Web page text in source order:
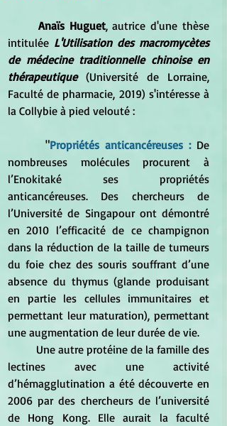
Anaïs Huguet, autrice d'une thèse
intitulée L'Utilisation des macromycètes
de médecine traditionnelle chinoise en
thérapeutique (Université de Lorraine,
Faculté de pharmacie, 2019) s'intéresse à
la Collybie à pied velouté :
	 "
Propriétés anticancéreuses : De
nombreuses molécules procurent à
l’Enokitaké ses propriétés
anticancéreuses. Des chercheurs de
l’Université de Singapour ont démontré
en 2010 l’efficacité de ce champignon
dans la réduction de la taille de tumeurs
du foie chez des souris souffrant d’une
absence du thymus (glande produisant
en partie les cellules immunitaires et
permettant leur maturation), permettant
une augmentation de leur durée de vie.
lectines avec une activité
d’hémagglutination a été découverte en
2006 par des chercheurs de l’université
de Hong Kong. Elle aurait la faculté